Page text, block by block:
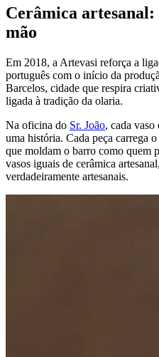
Cerâmica
mão
Em 2018, a Artevasi reforça a
português com o início da
Barcelos, cidade que respira
ligada à tradição da olaria.
Na oficina do Sr. João, cada
uma história. Cada peça carrega
que moldam o barro como quem
vasos iguais de cerâmica
verdadeiramente artesanais.